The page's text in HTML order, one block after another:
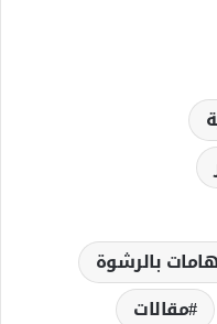
بالرشوة
مقالات